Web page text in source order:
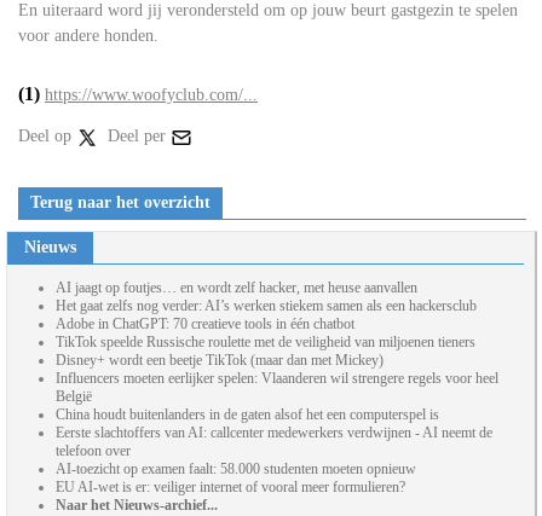
En uiteraard word jij verondersteld om op jouw beurt gastgezin te spelen
voor andere honden.
(1) https://www.woofyclub.com/...
Deel op Deel per
Terug naar het overzicht
Nieuws
AI jaagt op foutjes… en wordt zelf hacker, met heuse aanvallen
Het gaat zelfs nog verder: AI’s werken stiekem samen als een hackersclub
Adobe in ChatGPT: 70 creatieve tools in één chatbot
TikTok speelde Russische roulette met de veiligheid van miljoenen tieners
Disney+ wordt een beetje TikTok (maar dan met Mickey)
Influencers moeten eerlijker spelen: Vlaanderen wil strengere regels voor heel
België
China houdt buitenlanders in de gaten alsof het een computerspel is
Eerste slachtoffers van AI: callcenter medewerkers verdwijnen - AI neemt de
telefoon over
AI-toezicht op examen faalt: 58.000 studenten moeten opnieuw
EU AI-wet is er: veiliger internet of vooral meer formulieren?
Naar het Nieuws-archief...